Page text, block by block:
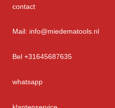
contact
Mail: info@miedematools.nl
Bel +31645687635
whatsapp